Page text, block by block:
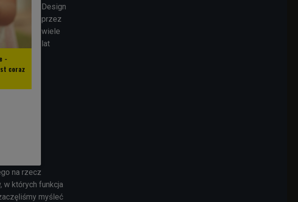
-
coraz
Design
przez
wiele
lat
na rzecz
w których funkcja
myśleć